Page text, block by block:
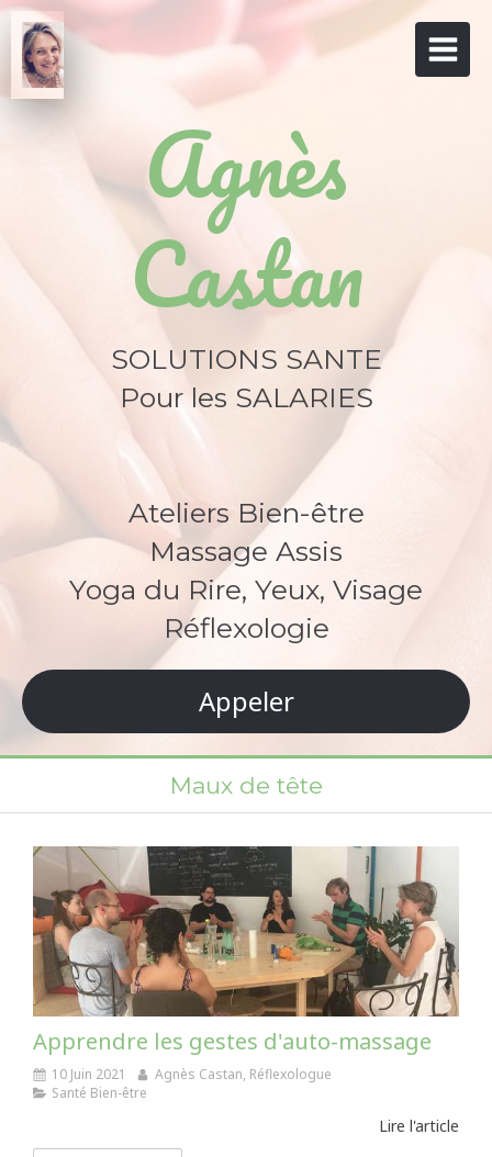
Agnès
Castan
SOLUTIONS SANTE
Pour les SALARIES
Ateliers Bien-être
Massage Assis
Yoga du Rire, Yeux, Visage
Réflexologie
Appeler
Maux de tête
Apprendre les gestes d'auto-massage
10 Juin 2021
Agnès Castan, Réflexologue
Santé Bien-être
Lire l'article